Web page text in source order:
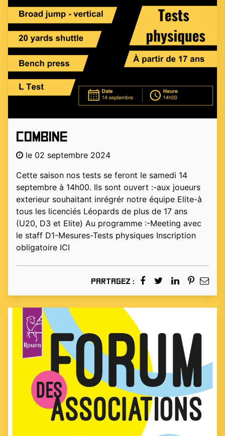
Combine
le 02 septembre 2024
Cette saison nos tests se feront le samedi 14
septembre à 14h00. Ils sont ouvert :-aux joueurs
exterieur souhaitant inrégrér notre équipe Elite-à
tous les licenciés Léopards de plus de 17 ans
(U20, D3 et Elite) Au programme :-Meeting avec
le staff D1-Mesures-Tests physiques Inscription
obligatoire ICI
Partagez :